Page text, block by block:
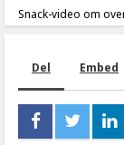
Snack-video om
Del Embed